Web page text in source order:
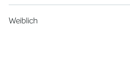
Weiblich